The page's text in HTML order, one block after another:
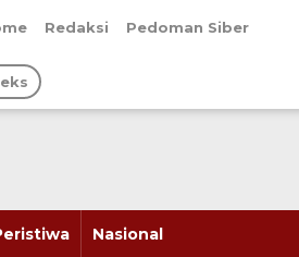
Redaksi Pedoman Siber
Nasional